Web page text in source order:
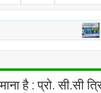
मध्य प्रदेश
है : प्रो. सी.सी